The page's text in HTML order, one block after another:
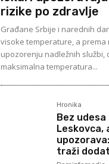
rizike po zdravlje
Građane Srbije i narednih
visoke temperature, a prema
upozorenju nadležnih službi,
maksimalna temperatura...
Hronika
Bez
Leskovca,
traži